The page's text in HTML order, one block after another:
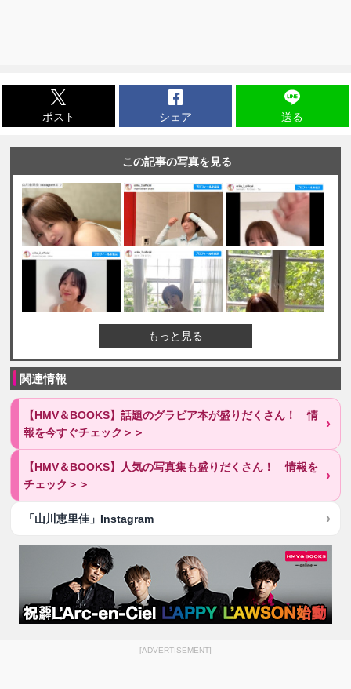
ポスト シェア 送る
この記事の写真を見る
もっと見る
関連情報
【HMV＆BOOKS】話題のグラビア本が盛りだくさん！ 情
報を今すぐチェック＞＞
【HMV＆BOOKS】人気の写真集も盛りだくさん！ 情報を
チェック＞＞
「山川恵里佳」Instagram
[ADVERTISEMENT]